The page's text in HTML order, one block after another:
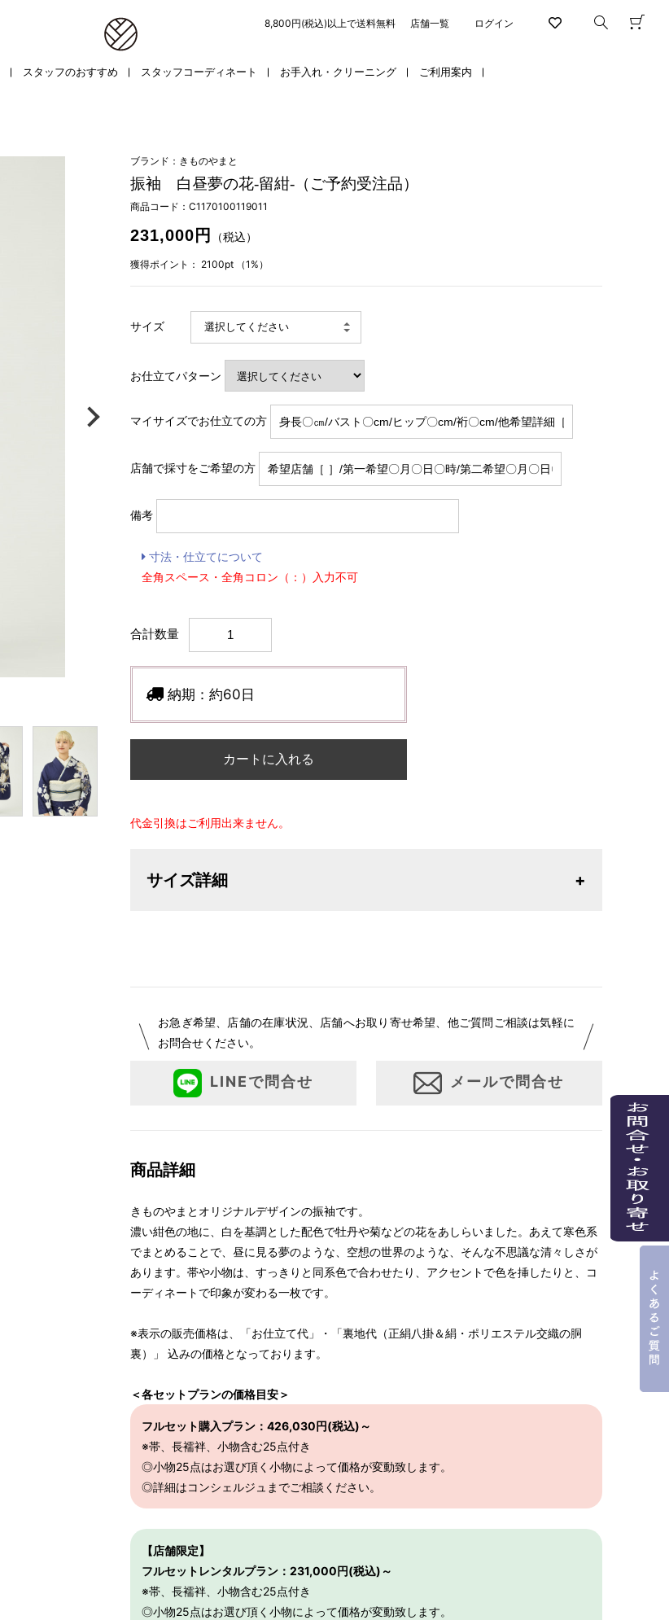
ログイン
8,800円(税込)以上で送料無料 店舗一覧
スタッフのおすすめ スタッフコーディネート お手入れ・クリーニング ご利用案内
ブランド：きものやまと
振袖 白昼夢の花-留紺-（ご予約受注品）
商品コード： C1170100119011
231,000円 （税込）
獲得ポイント： 2100pt （1%）
サイズ
お仕立てパターン
マイサイズでお仕立ての方
店舗で採寸をご希望の方
備考
寸法・仕立てについて
全角スペース・全角コロン（：）入力不可
合計数量
納期： 約60日
カートに入れる
代金引換はご利用出来ません。
サイズ詳細
パターンオーダー（弊社規定のS～LLサイズより、身長・ヒップを目安にサイズをお選び
いただく）
マイサイズでお仕立て（お客様の希望サイズでお仕立て）
店舗で採寸（お近くの店舗でスタッフが採寸）
お急ぎ希望、店舗の在庫状況、店舗へお取り寄せ希望、他ご質問ご相談は気軽に
お問合せください。
LINEで問合せ メールで問合せ
商品詳細
きものやまとオリジナルデザインの振袖です。
濃い紺色の地に、白を基調とした配色で牡丹や菊などの花をあしらいました。あえて寒色系
でまとめることで、昼に見る夢のような、空想の世界のような、そんな不思議な清々しさが
あります。帯や小物は、すっきりと同系色で合わせたり、アクセントで色を挿したりと、コ
ーディネートで印象が変わる一枚です。
※表示の販売価格は、「お仕立て代」・「裏地代（正絹八掛＆絹・ポリエステル交織の胴
裏）」 込みの価格となっております。
＜各セットプランの価格目安＞
フルセット購入プラン：426,030円(税込)～
※帯、長襦袢、小物含む25点付き
◎小物25点はお選び頂く小物によって価格が変動致します。
◎詳細はコンシェルジュまでご相談ください。
【店舗限定】
フルセットレンタルプラン：231,000円(税込)～
※帯、長襦袢、小物含む25点付き
◎小物25点はお選び頂く小物によって価格が変動致します。